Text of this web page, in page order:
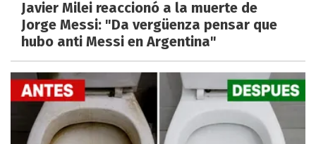
Javier Milei reaccionó a la muerte de
Jorge Messi: "Da vergüenza pensar que
hubo anti Messi en Argentina"